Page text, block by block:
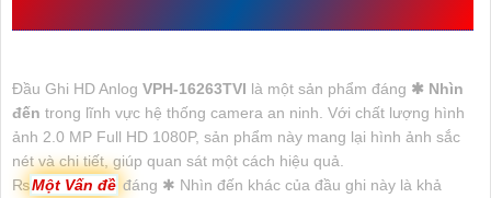
Đầu Ghi HD Anlog VPH-16263TVI là một sản phẩm đáng ✱ Nhìn
đến trong lĩnh vực hệ thống camera an ninh. Với chất lượng hình
ảnh 2.0 MP Full HD 1080P, sản phẩm này mang lại hình ảnh sắc
nét và chi tiết, giúp quan sát một cách hiệu quả.
₨Một Vấn đề đáng ✱ Nhìn đến khác của đầu ghi này là khả